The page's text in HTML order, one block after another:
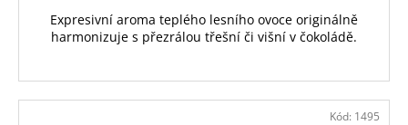
Expresivní aroma teplého lesního ovoce originálně
harmonizuje s přezrálou třešní či višní v čokoládě.
Kód: 1495